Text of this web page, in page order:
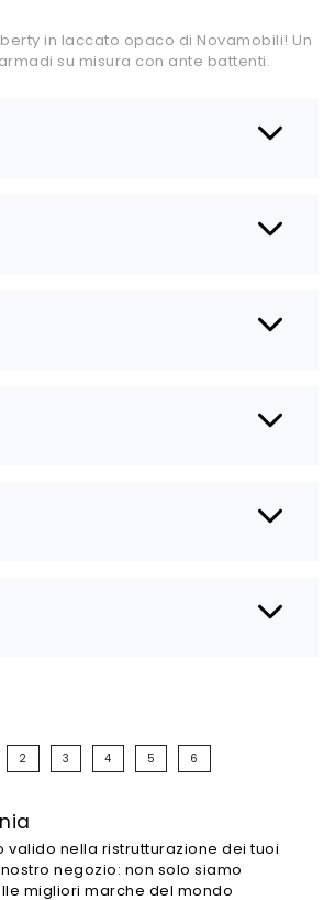
in laccato opaco di Novamobili! Un
su misura con ante battenti.
2 3 4 5 6
valido nella ristrutturazione dei tuoi
negozio: non solo siamo
migliori marche del mondo